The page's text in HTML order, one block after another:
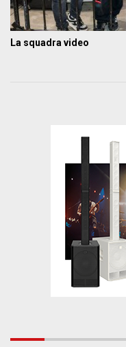
La squadra video